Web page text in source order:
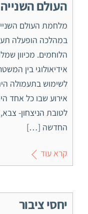
העולם השנייה
מלחמת העולם
במהלכה הופעלה
הלוחמים. מכיוון
אידיאולוגי בין
לשימוש בתעמולה
אירוע שבו כל אחד
לטובת הניצחון-
החדשה […]
קרא עוד
יחסי ציבור